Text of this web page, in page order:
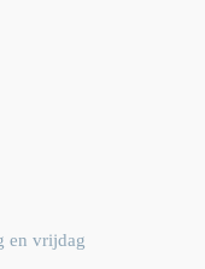
en vrijdag